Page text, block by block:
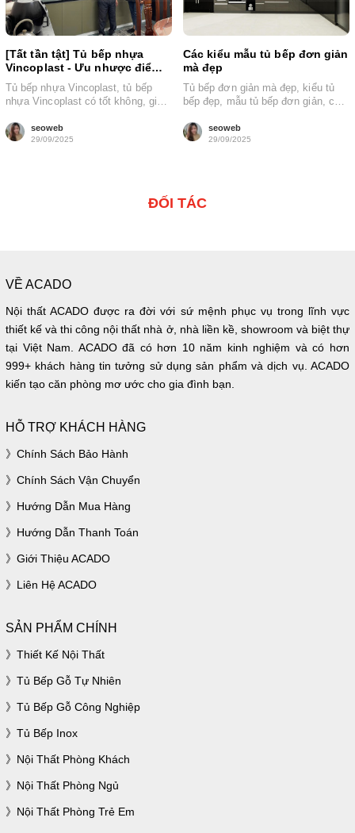
[Tất tần tật] Tủ bếp nhựa
Vincoplast - Ưu nhược điểm +
giá bán
Tủ bếp nhựa Vincoplast, tủ bếp
nhựa Vincoplast có tốt không, giá
seoweb
29/09/2025
Các kiểu mẫu tủ bếp đơn giản
mà đẹp
Tủ bếp đơn giản mà đẹp, kiểu tủ
bếp đẹp, mẫu tủ bếp đơn giản, các
seoweb
29/09/2025
ĐỐI TÁC
VỀ ACADO
Nội thất ACADO được ra đời với sứ mệnh phục vụ trong lĩnh vực
thiết kế và thi công nội thất nhà ở, nhà liền kề, showroom và biệt thự
tại Việt Nam. ACADO đã có hơn 10 năm kinh nghiệm và có hơn
999+ khách hàng tin tưởng sử dụng sản phẩm và dịch vụ. ACADO
kiến tạo căn phòng mơ ước cho gia đình bạn.
HỖ TRỢ KHÁCH HÀNG
Chính Sách Bảo Hành
Chính Sách Vận Chuyển
Hướng Dẫn Mua Hàng
Hướng Dẫn Thanh Toán
Giới Thiệu ACADO
Liên Hệ ACADO
SẢN PHẨM CHÍNH
Thiết Kế Nội Thất
Tủ Bếp Gỗ Tự Nhiên
Tủ Bếp Gỗ Công Nghiệp
Tủ Bếp Inox
Nội Thất Phòng Khách
Nội Thất Phòng Ngủ
Nội Thất Phòng Trẻ Em